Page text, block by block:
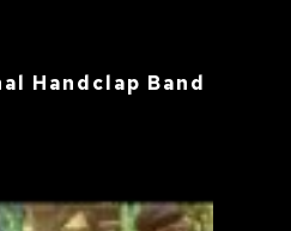
Handclap Band